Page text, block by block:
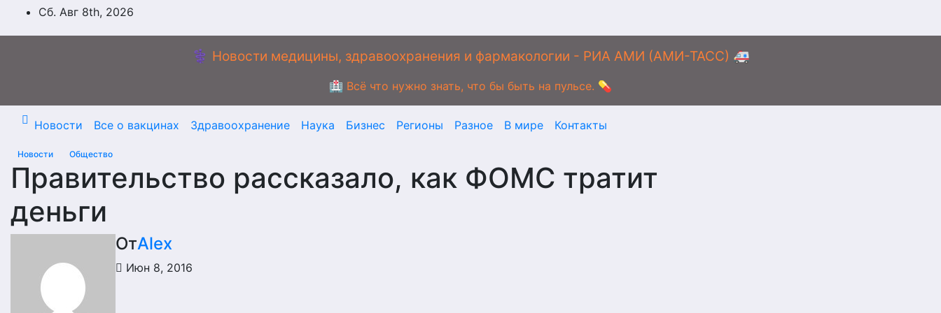
ПерейтиСб. Авг 8th, 2026
⚕️ Новости медицины, здравоохранения и фармакологии - РИА АМИ (АМИ-ТАСС) 🚑
🏥 Всё что нужно знать, что бы быть на пульсе. 💊
Новости Все о вакцинах Здравоохранение Наука Бизнес Регионы Разное В мире Контакты
Новости Общество
Правительство рассказало, как ФОМС тратит
деньги
ОтAlex
Июн 8, 2016